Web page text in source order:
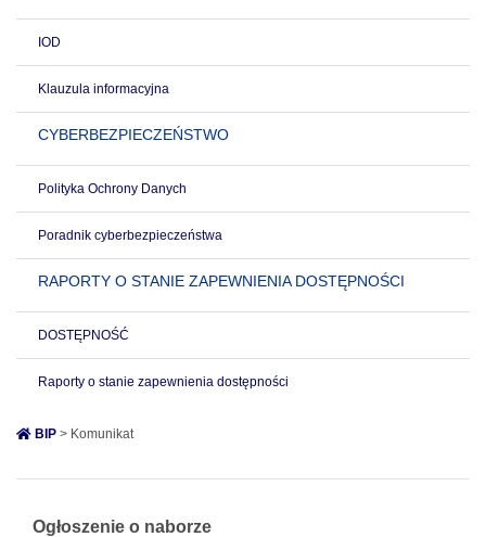
IOD
Klauzula informacyjna
CYBERBEZPIECZEŃSTWO
Polityka Ochrony Danych
Poradnik cyberbezpieczeństwa
RAPORTY O STANIE ZAPEWNIENIA DOSTĘPNOŚCI
DOSTĘPNOŚĆ
Raporty o stanie zapewnienia dostępności
BIP > Komunikat
Ogłoszenie o naborze